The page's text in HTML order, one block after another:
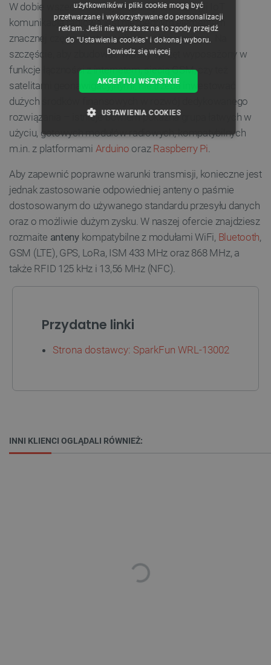
W dobie wszechobecnej ekspansji technologii IoT
komunikacja radiowa jest niezbędnym elementem
znacznej części dostępnych na rynku urządzeń. Na
szczęście, aby zbudować własny sprzęt wyposażony w
funkcje łączności z internetem, siecią GSM, czy też
satelitami geonawigacyjnymi, nie trzeba inwestować
dużych środków finansowych w rozwój dedykowanego
rozwiązania – istnieje bowiem pokaźna grupa łatwych w
użyciu, gotowych modułów radiowych, kompatybilnych
m.in. z platformami Arduino oraz Raspberry Pi.
Aby zapewnić poprawne warunki transmisji, konieczne jest
jednak zastosowanie odpowiedniej anteny o paśmie
dostosowanym do używanego standardu przesyłu danych
oraz o możliwie dużym zysku. W naszej ofercie znajdziesz
rozmaite antenykompatybilne z modułami WiFi, Bluetooth,
GSM (LTE), GPS, LoRa, ISM 433 MHz oraz 868 MHz, a
także RFID 125 kHz i 13,56 MHz (NFC).
Przydatne linki
Strona dostawcy: SparkFun WRL-13002
INNI KLIENCI OGLĄDALI RÓWNIEŻ:
użytkowników i pliki cookie mogą być
przetwarzane i wykorzystywane do personalizacji
reklam. Jeśli nie wyrażasz na to zgody przejdź
do "Ustawienia cookies" i dokonaj wyboru.
Dowiedz się więcej
AKCEPTUJ WSZYSTKIE
USTAWIENIA COOKIES
WYDAJNOŚĆ
FUNKCJONALNOŚĆ
Niezbędne Wydajność Targetowanie
Funkcjonalność
Bez niezbędnych plików cookie nie można
prawidłowo korzystać ze strony internetowej.
Nazwa
Provider /